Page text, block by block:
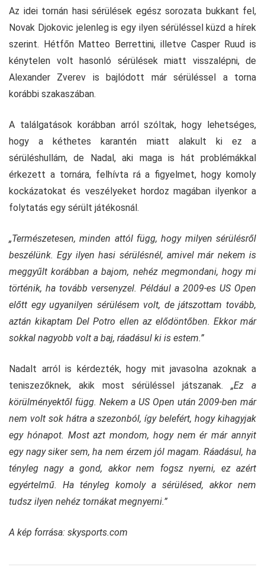
Az idei tornán hasi sérülések egész sorozata bukkant fel,
Novak Djokovic jelenleg is egy ilyen sérüléssel küzd a hírek
szerint. Hétfőn Matteo Berrettini, illetve Casper Ruud is
kénytelen volt hasonló sérülések miatt visszalépni, de
Alexander Zverev is bajlódott már sérüléssel a torna
korábbi szakaszában.
A találgatások korábban arról szóltak, hogy lehetséges,
hogy a kéthetes karantén miatt alakult ki ez a
sérüléshullám, de Nadal, aki maga is hát problémákkal
érkezett a tornára, felhívta rá a figyelmet, hogy komoly
kockázatokat és veszélyeket hordoz magában ilyenkor a
folytatás egy sérült játékosnál.
„Természetesen, minden attól függ, hogy milyen sérülésről
beszélünk. Egy ilyen hasi sérülésnél, amivel már nekem is
meggyűlt korábban a bajom, nehéz megmondani, hogy mi
történik, ha tovább versenyzel. Például a 2009-es US Open
előtt egy ugyanilyen sérülésem volt, de játszottam tovább,
aztán kikaptam Del Potro ellen az elődöntőben. Ekkor már
sokkal nagyobb volt a baj, ráadásul ki is estem.”
Nadalt arról is kérdezték, hogy mit javasolna azoknak a
teniszezőknek, akik most sérüléssel játszanak. „Ez a
körülményektől függ. Nekem a US Open után 2009-ben már
nem volt sok hátra a szezonból, így belefért, hogy kihagyjak
egy hónapot. Most azt mondom, hogy nem ér már annyit
egy nagy siker sem, ha nem érzem jól magam. Ráadásul, ha
tényleg nagy a gond, akkor nem fogsz nyerni, ez azért
egyértelmű. Ha tényleg komoly a sérülésed, akkor nem
tudsz ilyen nehéz tornákat megnyerni.”
A kép forrása: skysports.com